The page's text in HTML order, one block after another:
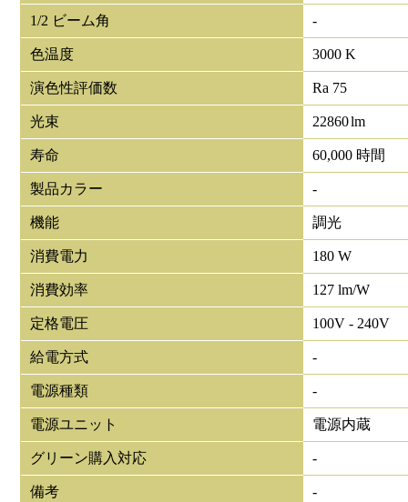
1/2 ビーム角 -
色温度 3000 K
演色性評価数 Ra 75
光束 22860lm
寿命 60,000 時間
製品カラー -
機能 調光
消費電力 180 W
消費効率 127 lm/W
定格電圧 100V - 240V
給電方式 -
電源種類 -
電源ユニット 電源内蔵
グリーン購入対応 -
備考 -